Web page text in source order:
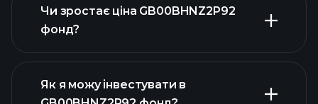
розширеній діаграмі
Чи зростає ціна GB00BHNZ2P92
фонд?
Як я можу інвестувати в